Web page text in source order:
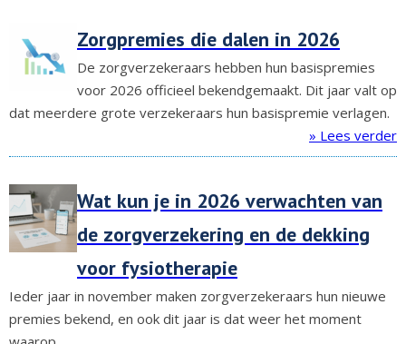
Zorgpremies die dalen in 2026
De zorgverzekeraars hebben hun basispremies
voor 2026 officieel bekendgemaakt. Dit jaar valt op
dat meerdere grote verzekeraars hun basispremie verlagen.
» Lees verder
Wat kun je in 2026 verwachten van
de zorgverzekering en de dekking
voor fysiotherapie
Ieder jaar in november maken zorgverzekeraars hun nieuwe
premies bekend, en ook dit jaar is dat weer het moment